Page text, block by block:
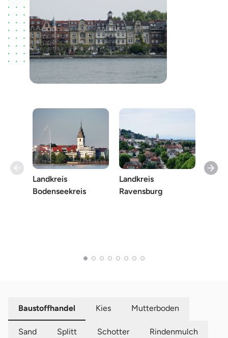
Landkreis
Bodenseekreis
Landkreis
Ravensburg
Baustoffhandel Kies Mutterboden
Sand Splitt Schotter Rindenmulch